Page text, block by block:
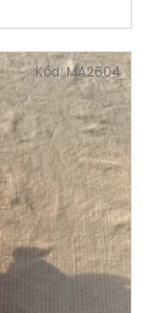
Kód:MA2604